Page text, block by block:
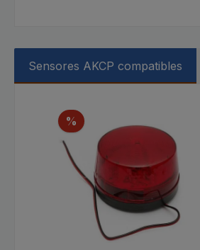
Sensores AKCP compatibles
Omitir la galería de productos
% Descuento